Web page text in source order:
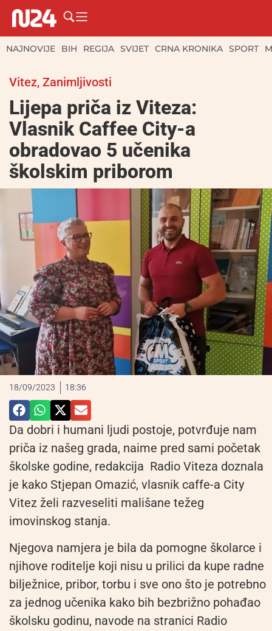
NAJNOVIJE BIH REGIJA SVIJET CRNA KRONIKA SPORT
Vitez, Zanimljivosti
Lijepa priča iz Viteza:
Vlasnik Caffee City-a
obradovao 5 učenika
školskim priborom
18/09/2023 18:36
Da dobri i humani ljudi postoje, potvrđuje nam
priča iz našeg grada, naime pred sami početak
školske godine, redakcija Radio Viteza doznala
je kako Stjepan Omazić, vlasnik caffe-a City
Vitez želi razveseliti mališane težeg
imovinskog stanja.
Njegova namjera je bila da pomogne školarce i
njihove roditelje koji nisu u prilici da kupe radne
bilježnice, pribor, torbu i sve ono što je potrebno
za jednog učenika kako bih bezbrižno pohađao
školsku godinu, navode na stranici Radio